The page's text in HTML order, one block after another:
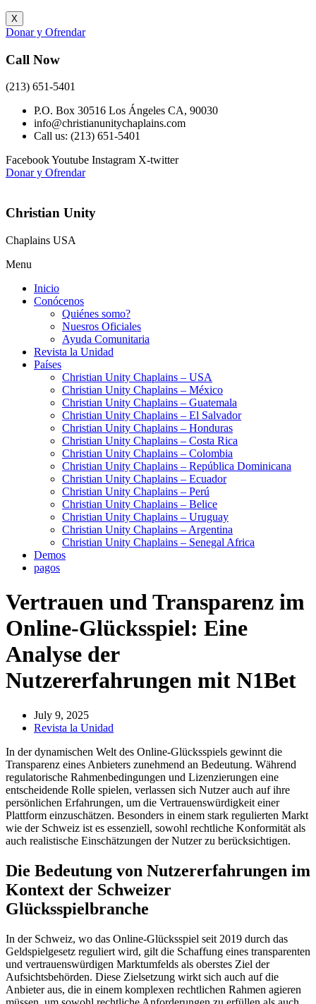
X
Donar y Ofrendar
Call Now
(213) 651-5401
P.O. Box 30516 Los Ángeles CA, 90030
info@christianunitychaplains.com
Call us: (213) 651-5401
FacebookYoutube Instagram X-twitter
Donar y Ofrendar
Christian Unity
Chaplains USA
Menu
Inicio
Conócenos
Quiénes somo?
Nuesros Oficiales
Ayuda Comunitaria
Revista la Unidad
Países
Christian Unity Chaplains – USA
Christian Unity Chaplains – México
Christian Unity Chaplains – Guatemala
Christian Unity Chaplains – El Salvador
Christian Unity Chaplains – Honduras
Christian Unity Chaplains – Costa Rica
Christian Unity Chaplains – Colombia
Christian Unity Chaplains – República Dominicana
Christian Unity Chaplains – Ecuador
Christian Unity Chaplains – Perú
Christian Unity Chaplains – Belice
Christian Unity Chaplains – Uruguay
Christian Unity Chaplains – Argentina
Christian Unity Chaplains – Senegal Africa
Demos
pagos
Vertrauen und Transparenz im
Online-Glücksspiel: Eine
Analyse der
Nutzererfahrungen mit N1Bet
July 9, 2025
Revista la Unidad
In der dynamischen Welt des Online-Glücksspiels gewinnt die
Transparenz eines Anbieters zunehmend an Bedeutung. Während
regulatorische Rahmenbedingungen und Lizenzierungen eine
entscheidende Rolle spielen, verlassen sich Nutzer auch auf ihre
persönlichen Erfahrungen, um die Vertrauenswürdigkeit einer
Plattform einzuschätzen. Besonders in einem stark regulierten Markt
wie der Schweiz ist es essenziell, sowohl rechtliche Konformität als
auch realistische Einschätzungen der Nutzer zu berücksichtigen.
Die Bedeutung von Nutzererfahrungen im
Kontext der Schweizer
Glücksspielbranche
In der Schweiz, wo das Online-Glücksspiel seit 2019 durch das
Geldspielgesetz reguliert wird, gilt die Schaffung eines transparenten
und vertrauenswürdigen Marktumfelds als oberstes Ziel der
Aufsichtsbehörden. Diese Zielsetzung wirkt sich auch auf die
Anbieter aus, die in einem komplexen rechtlichen Rahmen agieren